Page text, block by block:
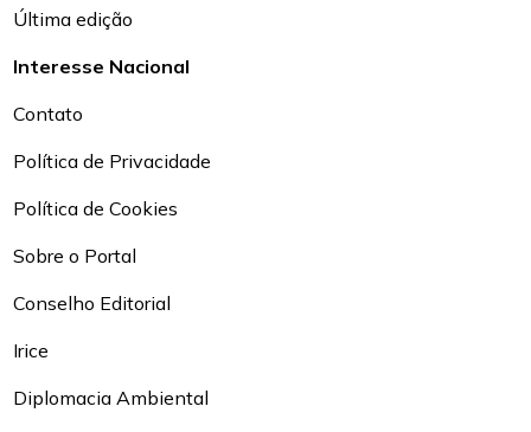
Última edição
Interesse Nacional
Contato
Política de Privacidade
Política de Cookies
Sobre o Portal
Conselho Editorial
Irice
Diplomacia Ambiental